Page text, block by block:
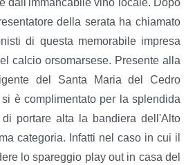
dall'immancabile vino locale. Dopo
della serata ha chiamato
di questa memorabile impresa
calcio orsomarsese. Presente alla
del Santa Maria del Cedro
è complimentato per la splendida
di portare alta la bandiera dell'Alto
categoria. Infatti nel caso in cui il
lo spareggio play out in casa del